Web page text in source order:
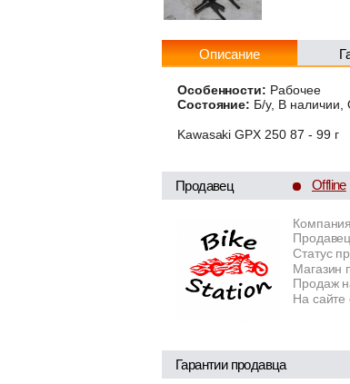
Описание
Особенности: Рабочее
Состояние: Б/у, В наличии,
Kawasaki GPX 250 87 - 99 г
Продавец Offline
Статус
Магазин
Продаж
На сайте
Гарантии продавца